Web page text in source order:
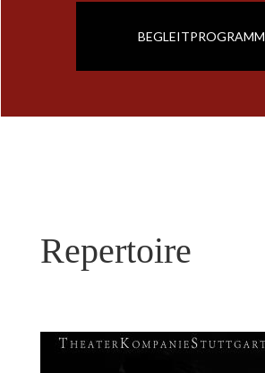
BEGLEITPROGRAMM
Repertoire